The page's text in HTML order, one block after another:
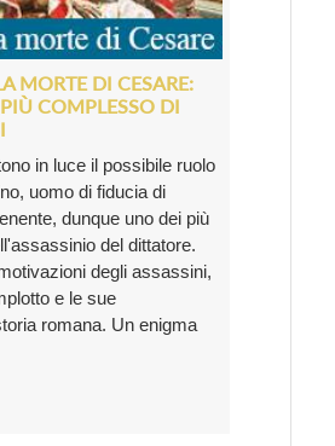
MORTE DI CESARE:
COMPLESSO DI
in luce il possibile ruolo
uomo di fiducia di
dunque uno dei più
del dittatore.
degli assassini,
e le sue
romana. Un enigma